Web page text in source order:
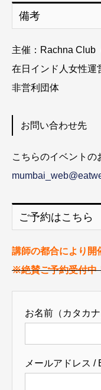
備考
主催：Rachna Club
在日インド人女性運
非営利団体
お問い合わせ先
こちらのイベントの
ご予約はこちら
講師の都合により開
※絶賛ご予約受付中
お名前（カタカ
メールアドレス /